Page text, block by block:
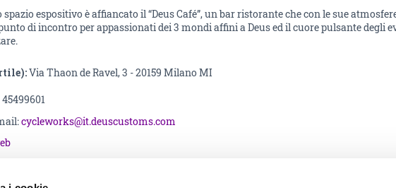
espositivo è affiancato il “Deus Café”, un bar ristorante che con le sue
di incontro per appassionati dei 3 mondi affini a Deus ed il cuore pulsante degli
Via Thaon de Ravel, 3 - 20159 Milano MI
cycleworks@it.deuscustoms.com